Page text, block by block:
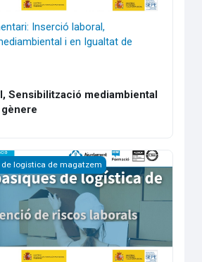
Inserció laboral,
i en Igualtat de
Sensibilització mediambiental
Bàsic de prevenció de riscos laborals
logistica de magatzem